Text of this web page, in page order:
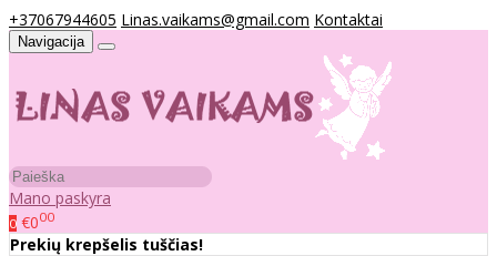
+37067944605 Linas.vaikams@gmail.com Kontaktai
Navigacija
Mano paskyra
0 €000
Prekių krepšelis tuščias!